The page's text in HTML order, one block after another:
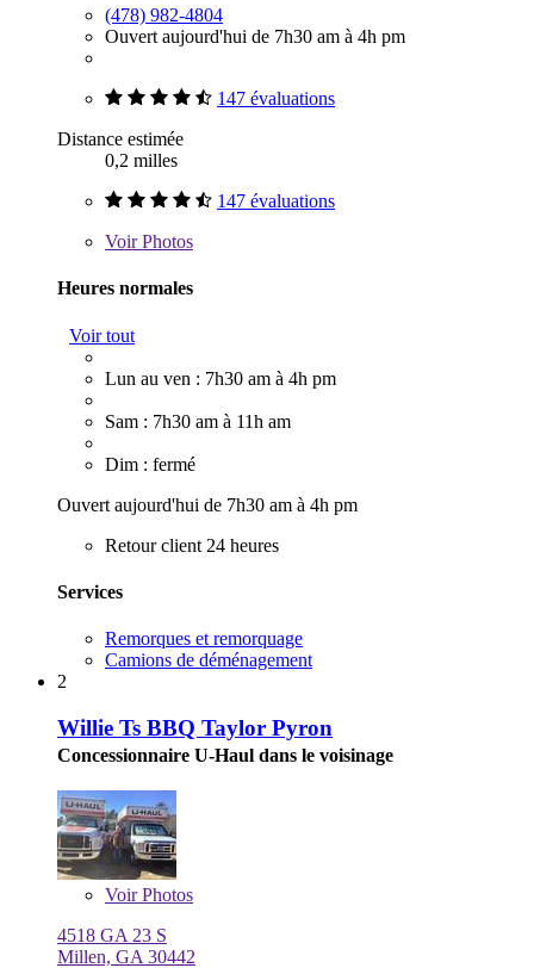
(478) 982-4804
Ouvert aujourd'hui de 7h30 am à 4h pm
147 évaluations
Distance estimée
0,2 milles
147 évaluations
VoirPhotos
Heures normales
Voir tout
Lun au ven : 7h30 am à 4h pm
Sam : 7h30 am à 11h am
Dim : fermé
Ouvert aujourd'hui de 7h30 am à 4h pm
Retour client 24 heures
Services
Remorques et remorquage
Camions de déménagement
2
Willie Ts BBQ Taylor Pyron
Concessionnaire U-Haul dans le voisinage
VoirPhotos
4518 GA 23 S
Millen, GA 30442